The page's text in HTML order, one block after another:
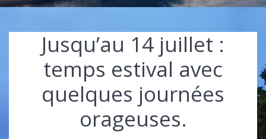
Jusqu’au 14 juillet :
temps estival avec
quelques journées
orageuses.